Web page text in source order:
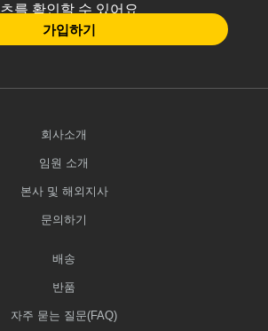
츠를 확인할 수 있어요
가입하기
회사소개
임원 소개
본사 및 해외지사
문의하기
배송
반품
자주 묻는 질문(FAQ)